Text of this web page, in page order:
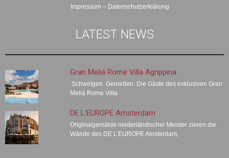
Impressum – Datenschutzerklärung
LATEST NEWS
Gran Meliá Rome Villa Agrippina
Schwelgen. Genießen. Die Gäste des exklusiven Gran
Meliá Rome Villa
DE L’EUROPE Amsterdam
Originalgemälde niederländischer Meister zieren die
Wände des DE L’EUROPE Amsterdam,